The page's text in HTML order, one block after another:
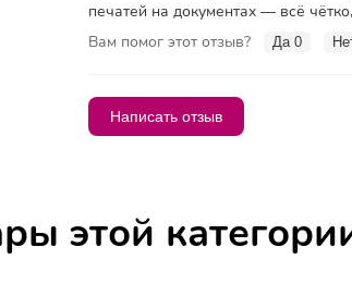
печатей на документах — всё
Вам помог этот отзыв?
Да 0
Написать отзыв
этой